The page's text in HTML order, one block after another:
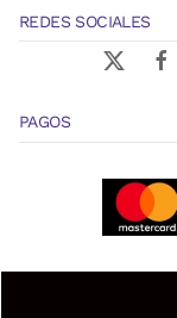
REDES SOCIALES
PAGOS